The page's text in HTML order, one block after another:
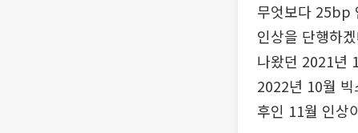
무엇보다 25bp
인상을 단행하
나왔던 2021년
2022년 10월
후인 11월 인상